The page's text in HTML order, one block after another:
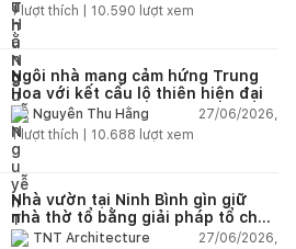
1lượt thích | 10.590 lượt xem
Ngôi nhà mang cảm hứng Trung
Hoa với kết cấu lộ thiên hiện đại
Nguyễn Thu Hằng
27/06/2026,
1lượt thích | 10.688 lượt xem
Nhà vườn tại Ninh Bình gìn giữ
nhà thờ tổ bằng giải pháp tổ chức
lại không gian
TNT Architecture
27/06/2026,